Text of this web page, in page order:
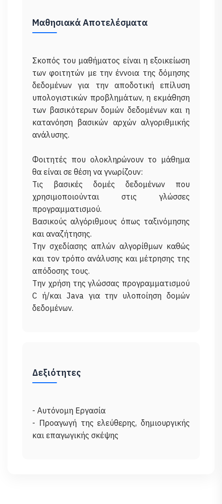
Μαθησιακά Αποτελέσματα
Σκοπός του μαθήματος είναι η εξοικείωση
των φοιτητών με την έννοια της δόμησης
δεδομένων για την αποδοτική επίλυση
υπολογιστικών προβλημάτων, η εκμάθηση
των βασικότερων δομών δεδομένων και η
κατανόηση βασικών αρχών αλγοριθμικής
ανάλυσης.
Φοιτητές που ολοκληρώνουν το μάθημα
θα είναι σε θέση να γνωρίζουν:
Τις βασικές δομές δεδομένων που
χρησιμοποιούνται στις γλώσσες
προγραμματισμού.
Βασικούς αλγόριθμους όπως ταξινόμησης
και αναζήτησης.
Την σχεδίασης απλών αλγορίθμων καθώς
και τον τρόπο ανάλυσης και μέτρησης της
απόδοσης τους.
Την χρήση της γλώσσας προγραμματισμού
C ή/και Java για την υλοποίηση δομών
Δεξιότητες
- Αυτόνομη Εργασία
- Προαγωγή της ελεύθερης, δημιουργικής